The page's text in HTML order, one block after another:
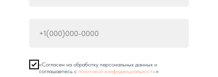
«Согласен на обработку персональных данных и
соглашаетесь c политикой конфиденциальности»